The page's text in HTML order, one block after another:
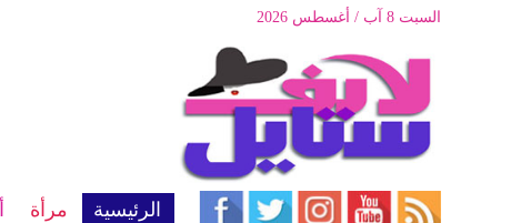
السبت 8 آب / أغسطس 2026
الرئيسية مرأة